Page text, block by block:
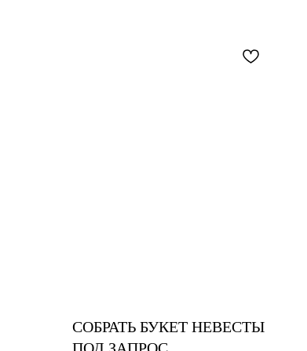
СОБРАТЬ БУКЕТ НЕВЕСТЫ